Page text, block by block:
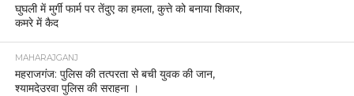
घुघली में मुर्गी फार्म पर तेंदुए का हमला, कुत्ते को बनाया शिकार,
कमरे में कैद
MAHARAJGANJ
महराजगंज: पुलिस की तत्परता से बची युवक की जान,
श्यामदेउरवा पुलिस की सराहना ।